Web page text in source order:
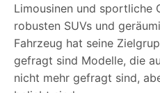
Limousinen und sportliche
robusten SUVs und
Fahrzeug hat seine
gefragt sind Modelle, die
nicht mehr gefragt sind,